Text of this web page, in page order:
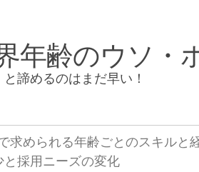
年齢のウソ・
諦めるのはまだ早い！
求められる年齢ごとのスキルと
採用ニーズの変化